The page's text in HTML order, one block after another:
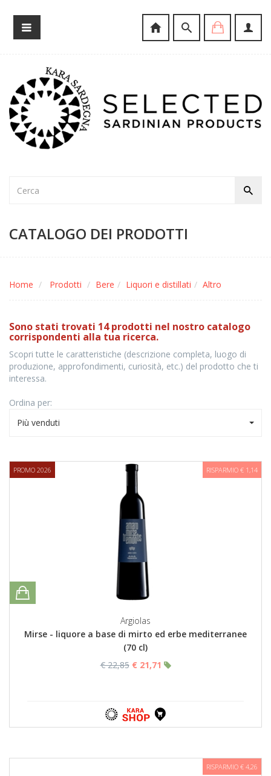
CATALOGO DEI PRODOTTI
Home Prodotti Bere Liquori e distillati Altro
Sono stati trovati 14 prodotti nel nostro catalogo
corrispondenti alla tua ricerca.
Scopri tutte le caratteristiche (descrizione completa, luogo di
produzione, approfondimenti, curiosità, etc.) del prodotto che ti
interessa.
Ordina per:
Più venduti
PROMO 2026 RISPARMIO € 1,14
Argiolas
Mirse - liquore a base di mirto ed erbe mediterranee
(70 cl)
€ 22,85 € 21,71
RISPARMIO € 4,26